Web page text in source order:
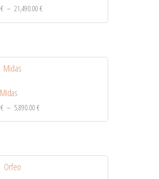
€ – 21,490.00€
Midas
€ – 5,890.00€